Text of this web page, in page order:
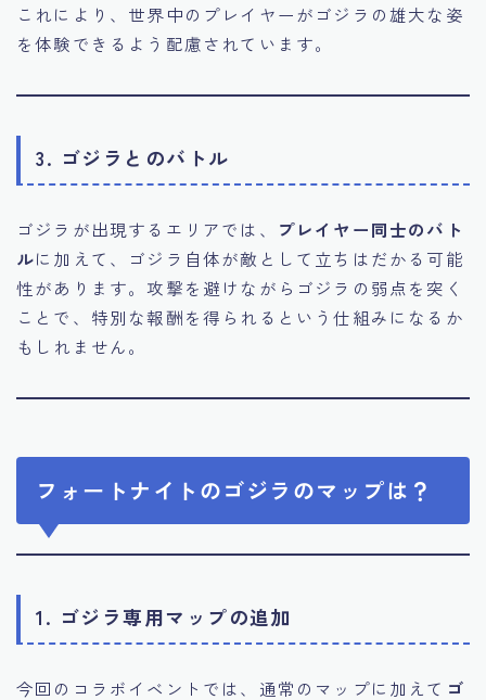
これにより、世界中のプレイヤーがゴジラの雄大な姿
を体験できるよう配慮されています。
3. ゴジラとのバトル
ゴジラが出現するエリアでは、 プレイヤー同士のバト
ルに加えて、ゴジラ自体が敵として立ちはだかる可能
性があります。攻撃を避けながらゴジラの弱点を突く
ことで、特別な報酬を得られるという仕組みになるか
もしれません。
フォートナイトのゴジラのマップは？
1. ゴジラ専用マップの追加
今回のコラボイベントでは、通常のマップに加えて ゴ